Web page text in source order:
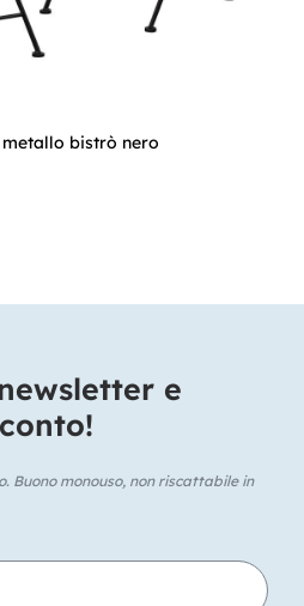
bistrò nero
e
Buono monouso, non riscattabile in